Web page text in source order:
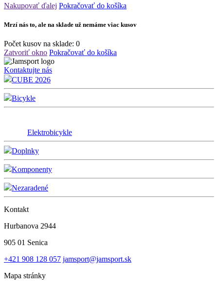
Nakupovať ďalej Pokračovať do košíka
Mrzí nás to, ale na sklade už nemáme viac kusov
Počet kusov na sklade: 0
Zatvoriť okno Pokračovať do košíka
Kontaktujte nás
CUBE 2026
Bicykle
Elektrobicykle
Doplnky
Komponenty
Nezaradené
Kontakt
Hurbanova 2944
905 01 Senica
+421 908 128 057 jamsport@jamsport.sk
Mapa stránky